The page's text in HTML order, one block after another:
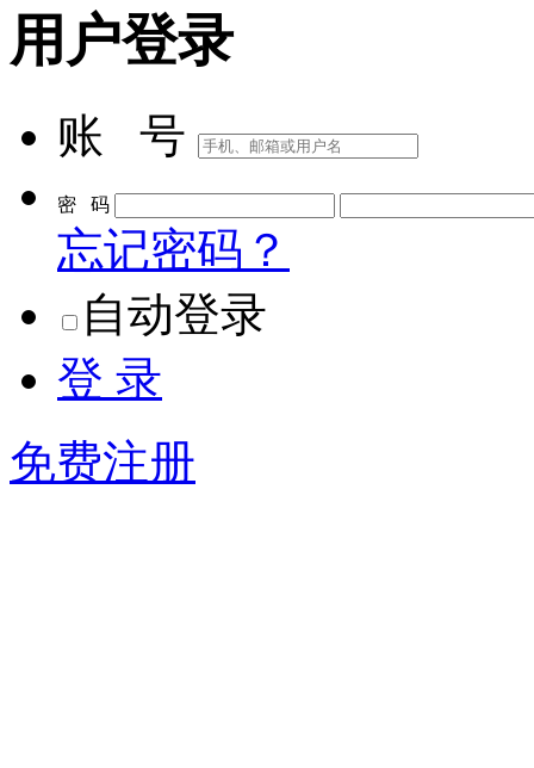
用户登录
账 号
密 码
忘记密码？
自动登录
登 录
免费注册